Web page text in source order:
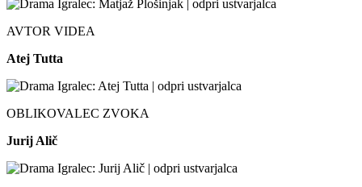
AVTOR VIDEA
Atej Tutta
OBLIKOVALEC ZVOKA
Jurij Alič